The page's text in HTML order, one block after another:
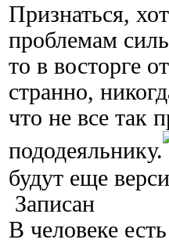
Признаться,
проблемам
то в восторге
странно,
что не все так
пододеяльнику.
будут еще
Записан
В человеке